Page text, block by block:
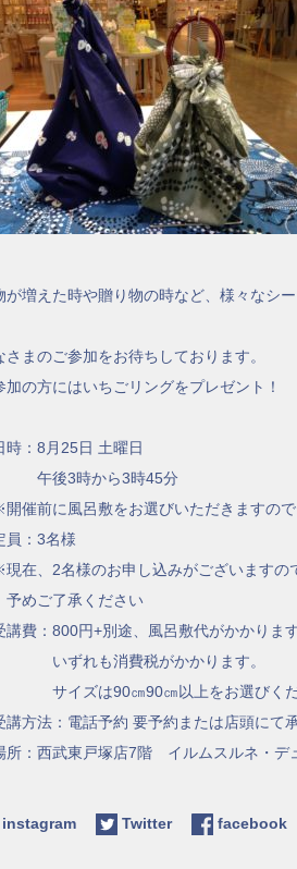
が増えた時や贈り物の時など、様々なシ
さまのご参加をお待ちしております。
加の方にはいちごリングをプレゼント！
：8月25日 土曜日
後3時から3時45分
催前に風呂敷をお選びいただきますので
：3名様
在、2名様のお申し込みがございますの
ご了承ください
費：800円+別途、風呂敷代がかかります
ずれも消費税がかかります。
イズは90㎝90㎝以上をお選びくだ
方法：電話予約 要予約または店頭にて
：西武東戸塚店7階 イルムスルネ・デ
instagram Twitter facebook